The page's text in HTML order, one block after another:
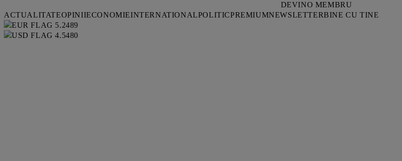
DEVINO MEMBRU
ACTUALITATEOPINIIECONOMIEINTERNATIONALPOLITICPREMIUMNEWSLETTERBINE CU TINE
5.2489
4.5480